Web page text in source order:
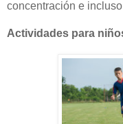
concentración e
Actividades para